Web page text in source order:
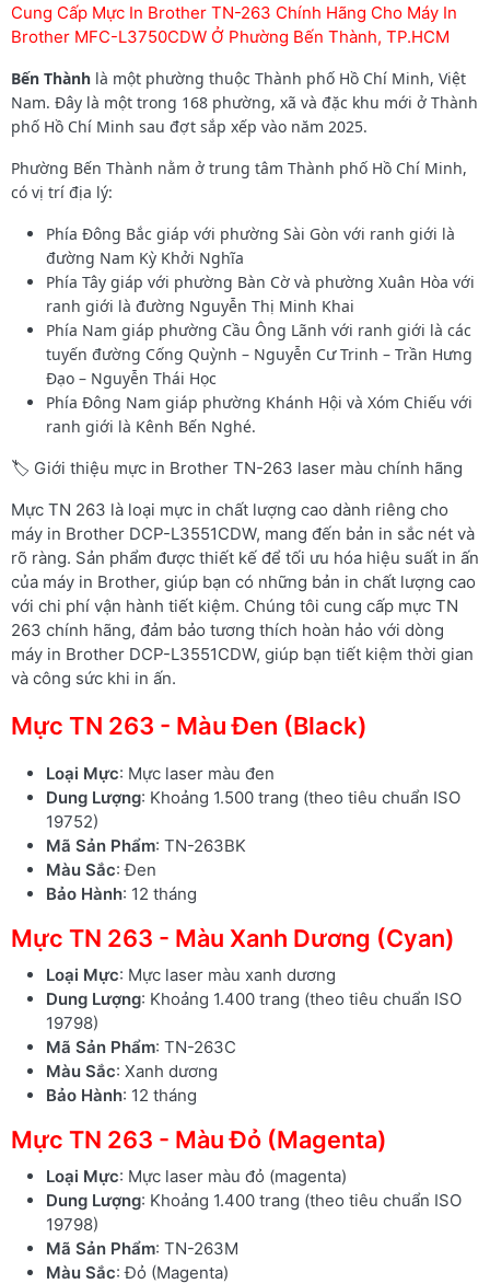
Cung Cấp Mực In Brother TN-263 Chính Hãng Cho Máy In
Brother MFC-L3750CDW Ở Phường Bến Thành, TP.HCM
Bến Thành là một phường thuộc Thành phố Hồ Chí Minh, Việt
Nam. Đây là một trong 168 phường, xã và đặc khu mới ở Thành
phố Hồ Chí Minh sau đợt sắp xếp vào năm 2025.
Phường Bến Thành nằm ở trung tâm Thành phố Hồ Chí Minh,
có vị trí địa lý:
Phía Đông Bắc giáp với phường Sài Gòn với ranh giới là
đường Nam Kỳ Khởi Nghĩa
Phía Tây giáp với phường Bàn Cờ và phường Xuân Hòa với
ranh giới là đường Nguyễn Thị Minh Khai
Phía Nam giáp phường Cầu Ông Lãnh với ranh giới là các
tuyến đường Cống Quỳnh – Nguyễn Cư Trinh – Trần Hưng
Đạo – Nguyễn Thái Học
Phía Đông Nam giáp phường Khánh Hội và Xóm Chiếu với
ranh giới là Kênh Bến Nghé.
🏷️ Giới thiệu mực in Brother TN-263 laser màu chính hãng
Mực TN 263 là loại mực in chất lượng cao dành riêng cho
máy in Brother DCP-L3551CDW, mang đến bản in sắc nét và
rõ ràng. Sản phẩm được thiết kế để tối ưu hóa hiệu suất in ấn
của máy in Brother, giúp bạn có những bản in chất lượng cao
với chi phí vận hành tiết kiệm. Chúng tôi cung cấp mực TN
263 chính hãng, đảm bảo tương thích hoàn hảo với dòng
máy in Brother DCP-L3551CDW, giúp bạn tiết kiệm thời gian
và công sức khi in ấn.
Mực TN 263 - Màu Đen (Black)
Loại Mực: Mực laser màu đen
Dung Lượng: Khoảng 1.500 trang (theo tiêu chuẩn ISO
19752)
Mã Sản Phẩm: TN-263BK
Màu Sắc: Đen
Bảo Hành: 12 tháng
Mực TN 263 - Màu Xanh Dương (Cyan)
Loại Mực: Mực laser màu xanh dương
Dung Lượng: Khoảng 1.400 trang (theo tiêu chuẩn ISO
19798)
Mã Sản Phẩm: TN-263C
Màu Sắc: Xanh dương
Bảo Hành: 12 tháng
Mực TN 263 - Màu Đỏ (Magenta)
Loại Mực: Mực laser màu đỏ (magenta)
Dung Lượng: Khoảng 1.400 trang (theo tiêu chuẩn ISO
19798)
Mã Sản Phẩm: TN-263M
Màu Sắc: Đỏ (Magenta)